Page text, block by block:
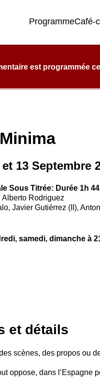
ProgrammeCafé-
est programmée
13 Septembre
Sous Titrée: Durée 1h
Rodriguez
Javier Gutiérrez (II),
samedi, dimanche à
et détails
scènes, des propos ou
oppose, dans l’Espagne